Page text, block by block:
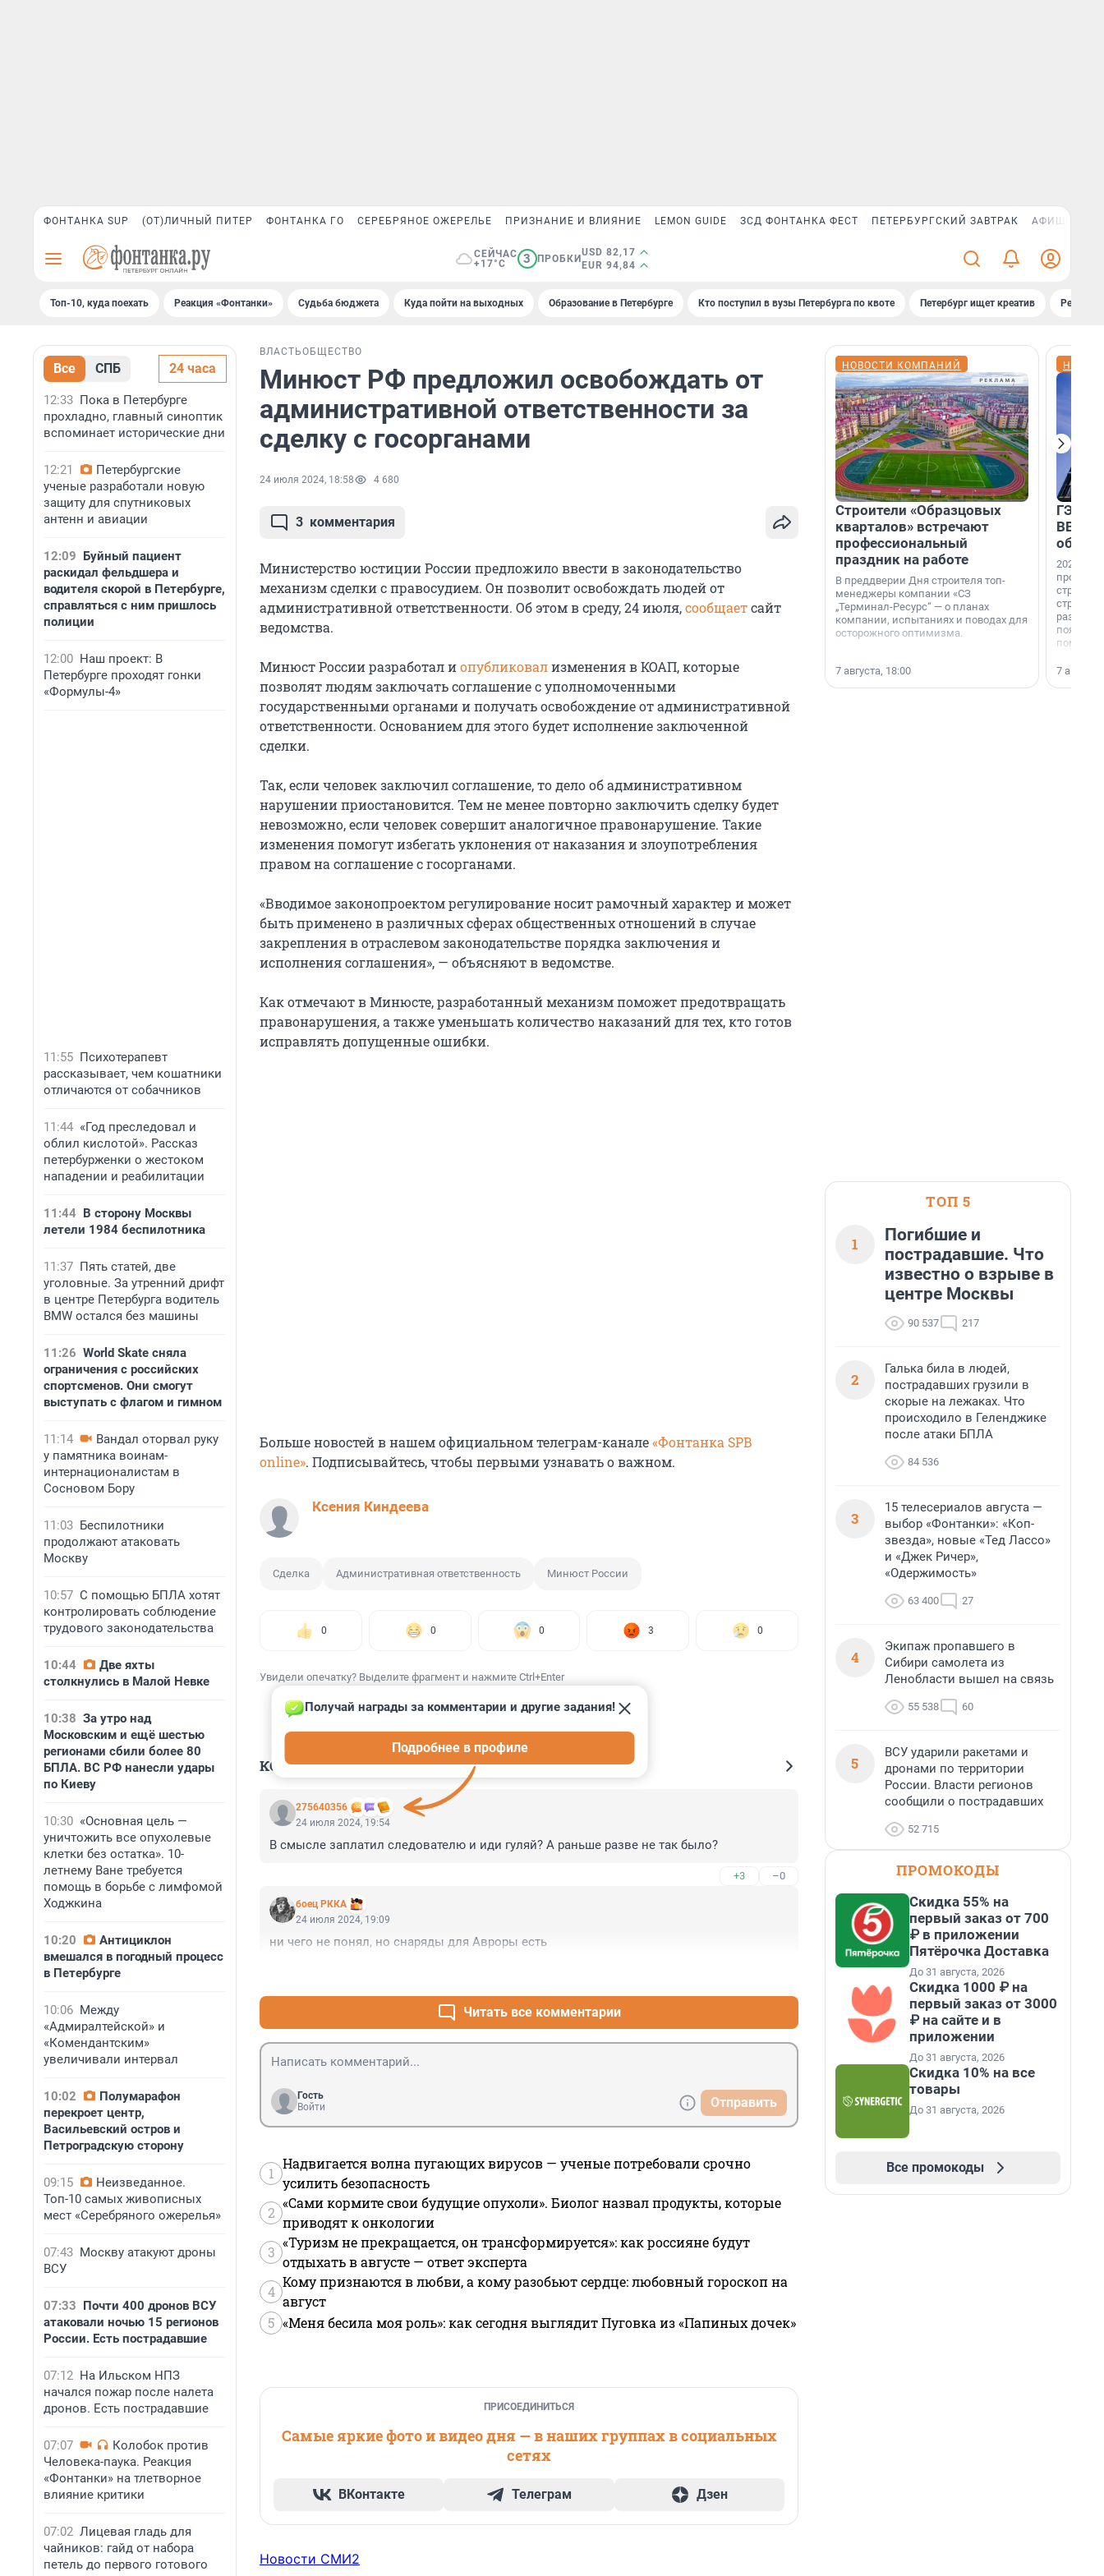
ФОНТАНКА SUP (ОТ)ЛИЧНЫЙ ПИТЕР ФОНТАНКА ГО СЕРЕБРЯНОЕ ОЖЕРЕЛЬЕ ПРИЗНАНИЕ И ВЛИЯНИЕ LEMON GUIDE ЗСД ФОНТАНКА ФЕСТ ПЕТЕРБУРГСКИЙ ЗАВТРАК АФИША PLUS
СЕЙЧАС
+17°C
3 ПРОБКИ
USD 82,17
EUR 94,84
Топ-10, куда поехать Реакция «Фонтанки» Судьба бюджета Куда пойти на выходных Образование в Петербурге Кто поступил в вузы Петербурга по квоте Петербург ищет креатив
Все СПБ 24 часа
12:33 Пока в Петербурге
прохладно, главный синоптик
вспоминает исторические дни
12:21
Петербургские
ученые разработали новую
защиту для спутниковых
антенн и авиации
12:09 Буйный пациент
раскидал фельдшера и
водителя скорой в Петербурге,
справляться с ним пришлось
полиции
12:00 Наш проект: В
Петербурге проходят гонки
«Формулы-4»
11:55 Психотерапевт
рассказывает, чем кошатники
отличаются от собачников
11:44 «Год преследовал и
облил кислотой». Рассказ
петербурженки о жестоком
нападении и реабилитации
11:44 В сторону Москвы
летели 1984 беспилотника
11:37 Пять статей, две
уголовные. За утренний дрифт
в центре Петербурга водитель
BMW остался без машины
11:26 World Skate сняла
ограничения с российских
спортсменов. Они смогут
выступать с флагом и гимном
11:14
Вандал оторвал руку
у памятника воинам-
интернационалистам в
Сосновом Бору
11:03 Беспилотники
продолжают атаковать
Москву
10:57 С помощью БПЛА хотят
контролировать соблюдение
трудового законодательства
10:44
Две яхты
столкнулись в Малой Невке
10:38 За утро над
Московским и ещё шестью
регионами сбили более 80
БПЛА. ВС РФ нанесли удары
по Киеву
10:30 «Основная цель —
уничтожить все опухолевые
клетки без остатка». 10-
летнему Ване требуется
помощь в борьбе с лимфомой
Ходжкина
10:20
Антициклон
вмешался в погодный процесс
в Петербурге
10:06 Между
«Адмиралтейской» и
«Комендантским»
увеличивали интервал
10:02
Полумарафон
перекроет центр,
Васильевский остров и
Петроградскую сторону
09:15
Неизведанное.
Топ-10 самых живописных
мест «Серебряного ожерелья»
07:43 Москву атакуют дроны
ВСУ
07:33 Почти 400 дронов ВСУ
атаковали ночью 15 регионов
России. Есть пострадавшие
07:12 На Ильском НПЗ
начался пожар после налета
дронов. Есть пострадавшие
07:07
Колобок против
Человека-паука. Реакция
«Фонтанки» на тлетворное
влияние критики
07:02 Лицевая гладь для
чайников: гайд от набора
петель до первого готового
ВЛАСТЬОБЩЕСТВО
Минюст РФ предложил освобождать от
административной ответственности за
сделку с госорганами
24 июля 2024, 18:58 4 680
3 комментария
Министерство юстиции России предложило ввести в законодательство
механизм сделки с правосудием. Он позволит освобождать людей от
административной ответственности. Об этом в среду, 24 июля,сообщаетсайт
ведомства.
Минюст России разработал иопубликовализменения в КОАП, которые
позволят людям заключать соглашение с уполномоченными
государственными органами и получать освобождение от административной
ответственности. Основанием для этого будет исполнение заключенной
сделки.
Так, если человек заключил соглашение, то дело об административном
нарушении приостановится. Тем не менее повторно заключить сделку будет
невозможно, если человек совершит аналогичное правонарушение. Такие
изменения помогут избегать уклонения от наказания и злоупотребления
правом на соглашение с госорганами.
«Вводимое законопроектом регулирование носит рамочный характер и может
быть применено в различных сферах общественных отношений в случае
закрепления в отраслевом законодательстве порядка заключения и
исполнения соглашения», — объясняют в ведомстве.
Как отмечают в Минюсте, разработанный механизм поможет предотвращать
правонарушения, а также уменьшать количество наказаний для тех, кто готов
исправлять допущенные ошибки.
Больше новостей в нашем официальном телеграм-канале«Фонтанка SPB
online». Подписывайтесь, чтобы первыми узнавать о важном.
Ксения Киндеева
Сделка Административная ответственность Минюст России
0 0 0 3 0
Увидели опечатку? Выделите фрагмент и нажмите Ctrl+Enter
КОММЕНТАРИИ 3
275640356
Получай награды за комментарии и другие задания!
Подробнее в профиле
24 июля 2024, 19:54
В смысле заплатил следователю и иди гуляй? А раньше разве не так было?
+3 –0
боец РККА
24 июля 2024, 19:09
ни чего не понял, но снаряды для Авроры есть
Читать все комментарии
Гость
Войти
Отправить
1
Надвигается волна пугающих вирусов — ученые потребовали срочно
усилить безопасность
2
«Сами кормите свои будущие опухоли». Биолог назвал продукты, которые
приводят к онкологии
3
«Туризм не прекращается, он трансформируется»: как россияне будут
отдыхать в августе — ответ эксперта
4
Кому признаются в любви, а кому разобьют сердце: любовный гороскоп на
август
5 «Меня бесила моя роль»: как сегодня выглядит Пуговка из «Папиных дочек»
ПРИСОЕДИНИТЬСЯ
Самые яркие фото и видео дня — в наших группах в социальных
сетях
ВКонтакте Телеграм Дзен
Новости СМИ2
НОВОСТИ КОМПАНИЙ
Строители «Образцовых
кварталов» встречают
профессиональный
праздник на работе
В преддверии Дня строителя топ-
менеджеры компании «СЗ
„Терминал-Ресурс“ — о планах
компании, испытаниях и поводах для
осторожного оптимизма.
7 августа, 18:00
ГЭС,
ВВП: в
об
2026-й —
раз. В
7
ТОП 5
1
Погибшие и
пострадавшие. Что
известно о взрыве в
центре Москвы
90 537 217
2
Галька била в людей,
пострадавших грузили в
скорые на лежаках. Что
происходило в Геленджике
после атаки БПЛА
84 536
3
15 телесериалов августа —
выбор «Фонтанки»: «Коп-
звезда», новые «Тед Лассо»
и «Джек Ричер»,
«Одержимость»
63 400 27
4
Экипаж пропавшего в
Сибири самолета из
Ленобласти вышел на связь
55 538 60
5
ВСУ ударили ракетами и
дронами по территории
России. Власти регионов
сообщили о пострадавших
52 715
ПРОМОКОДЫ
Скидка 55% на
первый заказ от 700
₽ в приложении
Пятёрочка Доставка
До 31 августа, 2026
Скидка 1000 ₽ на
первый заказ от 3000
₽ на сайте и в
приложении
До 31 августа, 2026
Скидка 10% на все
товары
До 31 августа, 2026
Все промокоды